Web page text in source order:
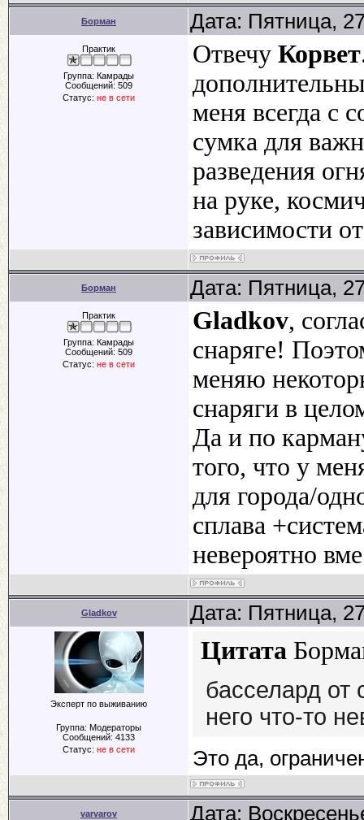
Борман Дата: Пятница,
Практик
Группа: Камрады
Сообщений: 509
Статус: не в сети
Отвечу Корвет
меня всегда с
сумка для
разведения
на руке,
зависимости
Борман Дата: Пятница,
Практик
Группа: Камрады
Сообщений: 509
Статус: не в сети
Gladkov,
снаряге!
меняю
снаряги в
Да и по
того, что у
для города/
сплава
невероятно
Gladkov Дата: Пятница,
Эксперт по выживанию
Группа: Модераторы
Сообщений: 4133
Статус: не в сети
Цитата
басселард от
него что-то
Это да,
varvarov Дата: